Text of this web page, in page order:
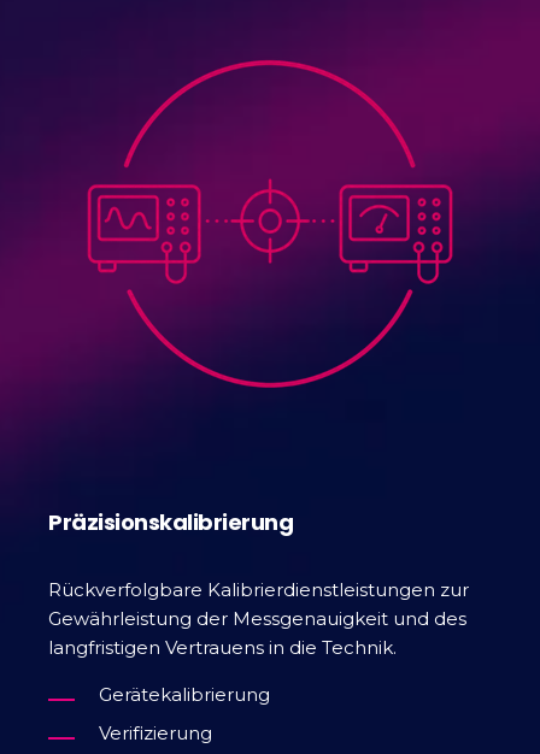
Präzisionskalibrierung
Rückverfolgbare Kalibrierdienstleistungen zur
Gewährleistung der Messgenauigkeit und des
langfristigen Vertrauens in die Technik.
Gerätekalibrierung
Verifizierung